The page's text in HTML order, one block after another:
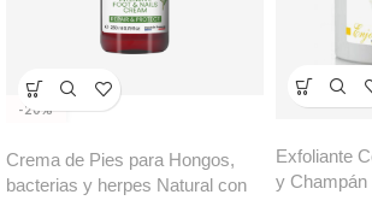
-20%
Crema de Pies para Hongos,
bacterias y herpes Natural con
Exfoliante
y Champán